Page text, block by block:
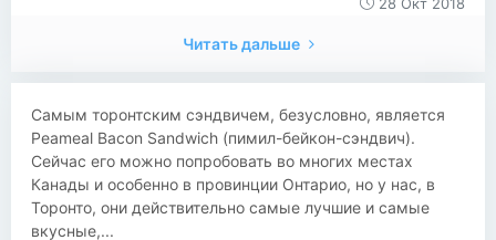
Читать дальше
​​Самым торонтским сэндвичем, безусловно, является
Peameal Bacon Sandwich (пимил-бейкон-сэндвич).
Сейчас его можно попробовать во многих местах
Канады и особенно в провинции Онтарио, но у нас, в
Торонто, они действительно самые лучшие и самые
вкусные,...